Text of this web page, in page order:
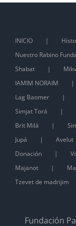
INICIO
Nuestro Rabino
Shabat
IAMIM NORAIM
Lag Baomer
Simjat Torá
Brit Milá
Jupá
Avelut
Donación
Majanot
Tzevet de madrijim
Fundación